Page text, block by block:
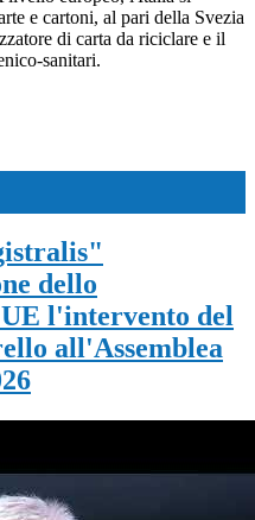
e cartoni, al pari della Svezia
di carta da riciclare e il
sanitari.
dello
l'intervento del
all'Assemblea